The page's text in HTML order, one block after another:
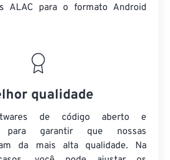
ALAC para o formato Android
qualidade
de código aberto e
para garantir que nossas
da mais alta qualidade. Na